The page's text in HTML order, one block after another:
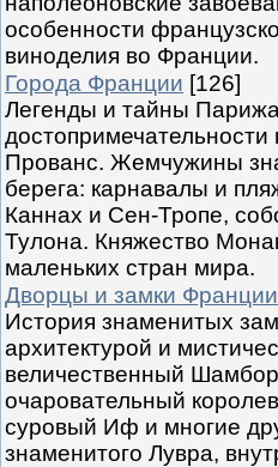
особенности
виноделия во Франции.
Города Франции [126]
Легенды и тайны
Прованс. Жемчужины
берега: карнавалы и
Каннах и Сен-Тропе,
Тулона. Княжество
маленьких стран мира.
Дворцы и замки Франции
История знаменитых
архитектурой и
величественный
очаровательный
суровый Иф и многие
знаменитого Лувра,